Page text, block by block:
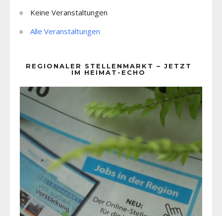
Keine Veranstaltungen
Alle Veranstaltungen
REGIONALER STELLENMARKT – JETZT
IM HEIMAT-ECHO
Player